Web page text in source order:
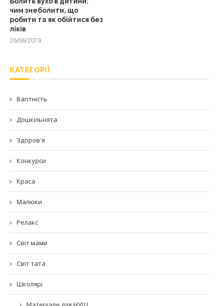
чим знеболити, що
робити та як обійтися без
ліків
26/06/2019
КАТЕГОРІЇ
Вагітність
Дошкільнята
Здоров'я
Конкурси
Краса
Малюки
Релакс
Світ мами
Світ тата
Школярі